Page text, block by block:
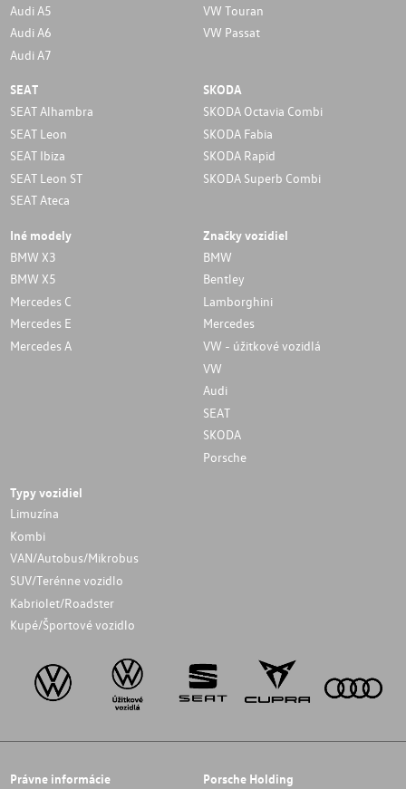
Audi A5
Audi A6
Audi A7
VW Touran
VW Passat
SEAT
SEAT Alhambra
SEAT Leon
SEAT Ibiza
SEAT Leon ST
SEAT Ateca
SKODA
SKODA Octavia Combi
SKODA Fabia
SKODA Rapid
SKODA Superb Combi
Iné modely
BMW X3
BMW X5
Mercedes C
Mercedes E
Mercedes A
Značky vozidiel
BMW
Bentley
Lamborghini
Mercedes
VW - úžitkové vozidlá
VW
Audi
SEAT
SKODA
Porsche
Typy vozidiel
Limuzína
Kombi
VAN/Autobus/Mikrobus
SUV/Terénne vozidlo
Kabriolet/Roadster
Kupé/Športové vozidlo
Právne informácie Porsche Holding